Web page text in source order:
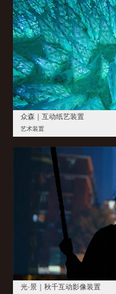
众森｜互动纸艺装置
艺术装置
光·景｜秋千互动影像装置